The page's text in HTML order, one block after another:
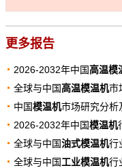
更多报告
2026-2032年中国高温模
全球与中国高温模温机市
中国模温机市场研究分析
2026-2032年中国模温机
全球与中国油式模温机行
全球与中国工业模温机行